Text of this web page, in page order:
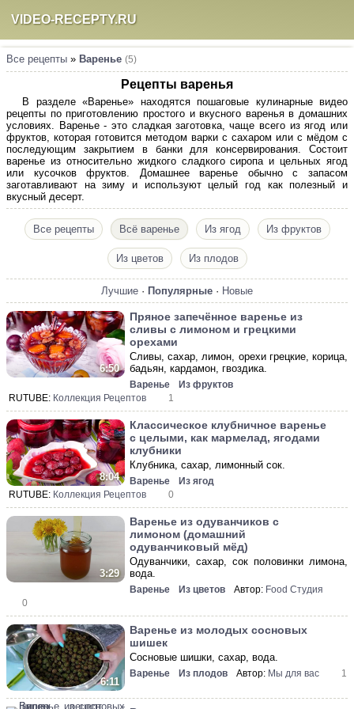
VIDEO-RECEPTY.RU
Все рецепты » Варенье (5)
Рецепты варенья
В разделе «Варенье» находятся пошаговые кулинарные видео
рецепты по приготовлению простого и вкусного варенья в домашних
условиях. Варенье - это сладкая заготовка, чаще всего из ягод или
фруктов, которая готовится методом варки с сахаром или с мёдом с
последующим закрытием в банки для консервирования. Состоит
варенье из относительно жидкого сладкого сиропа и цельных ягод
или кусочков фруктов. Домашнее варенье обычно с запасом
заготавливают на зиму и используют целый год как полезный и
вкусный десерт.
Все рецепты Всё варенье Из ягод Из фруктов
Из цветов Из плодов
Лучшие · Популярные · Новые
6:50
Пряное запечённое варенье из
сливы с лимоном и грецкими
орехами
Сливы, сахар, лимон, орехи грецкие, корица,
бадьян, кардамон, гвоздика.
Варенье
Из фруктов
RUTUBE: Коллекция Рецептов 1
8:04
Классическое клубничное варенье
с целыми, как мармелад, ягодами
клубники
Клубника, сахар, лимонный сок.
Варенье
Из ягод
RUTUBE: Коллекция Рецептов 0
3:29
Варенье из одуванчиков с
лимоном (домашний
одуванчиковый мёд)
Одуванчики, сахар, сок половинки лимона,
вода.
Варенье Из цветов Автор: Food Студия
0
6:11
Варенье из молодых сосновых
шишек
Сосновые шишки, сахар, вода.
Варенье Из плодов Автор: Мы для вас 1